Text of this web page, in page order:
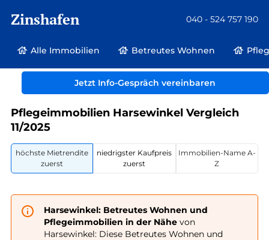
Zinshafen 040 - 524 757 190
Alle Immobilien Betreutes Wohnen
Jetzt Info-Gespräch vereinbaren
Betreutes Wohnen und Pflegeimmobilien
Deutschland
Harsewinkel
Pflegeimmobilien Harsewinkel Vergleich
11/2025
höchste Mietrendite
zuerst
niedrigster Kaufpreis
zuerst
Immobilien-Name A-
Z
Harsewinkel: Betreutes Wohnen und
Pflegeimmobilien in der Nähevon
Harsewinkel: Diese Betreutes Wohnen und